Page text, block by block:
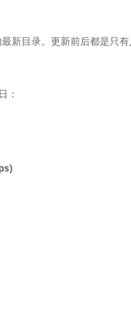
新目录。更新前后都是只
日：